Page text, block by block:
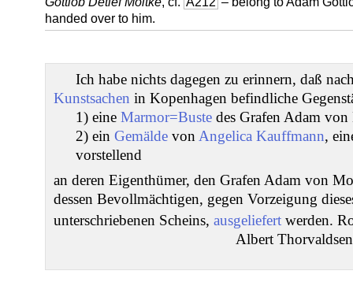
handed over to him.
Ich habe nichts dagegen zu erinnern, daß
Kunstsachen in Kopenhagen befindliche
1) eine Marmor=Buste des Grafen Adam
2) ein Gemälde von Angelica Kauffmann,
vorstellend
an deren Eigenthümer, den Grafen Adam von
dessen Bevollmächtigen, gegen Vorzeigung
unterschriebenen Scheins, ausgeliefert werden.
Albert Thorvaldsen